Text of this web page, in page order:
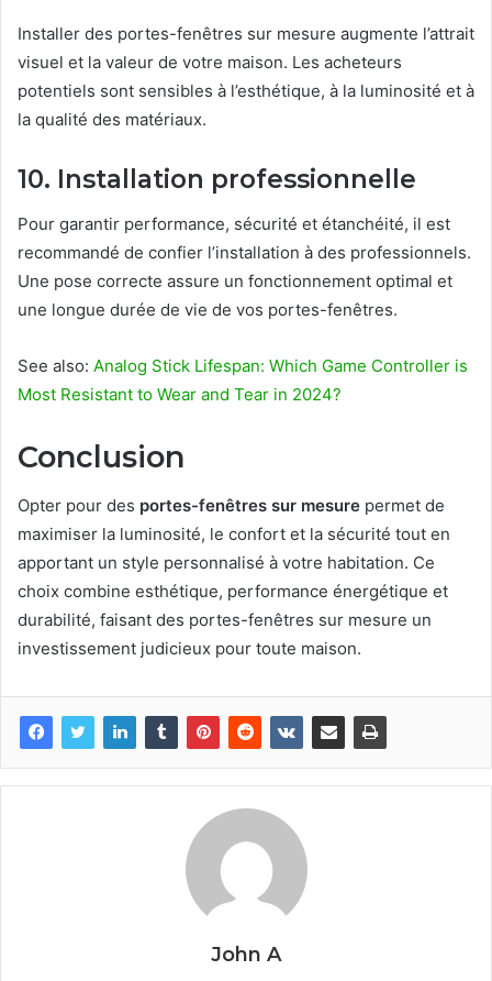
Installer des portes-fenêtres sur mesure augmente l’attrait
visuel et la valeur de votre maison. Les acheteurs
potentiels sont sensibles à l’esthétique, à la luminosité et à
la qualité des matériaux.
10. Installation professionnelle
Pour garantir performance, sécurité et étanchéité, il est
recommandé de confier l’installation à des professionnels.
Une pose correcte assure un fonctionnement optimal et
une longue durée de vie de vos portes-fenêtres.
See also: Analog Stick Lifespan: Which Game Controller is
Most Resistant to Wear and Tear in 2024?
Conclusion
Opter pour des portes-fenêtres sur mesure permet de
maximiser la luminosité, le confort et la sécurité tout en
apportant un style personnalisé à votre habitation. Ce
choix combine esthétique, performance énergétique et
durabilité, faisant des portes-fenêtres sur mesure un
investissement judicieux pour toute maison.
John A